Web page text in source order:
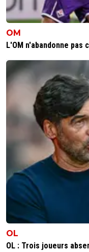
OM
L'OM n'abandonne
OL
OL : Trois joueurs